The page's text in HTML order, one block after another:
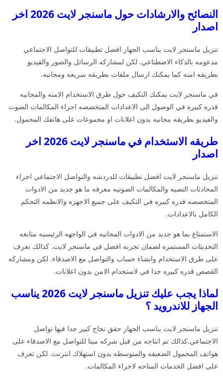
النصائح والارشادات حول ماسنجر لايت 2026 اخر
اصدار
تنزيل ماسنجر لايت يناسب الجهاز افضل تطبيقات للتواصل الاجتماعي
مدعومه بالذكاء الاصطناعي. لكن لمشاركه الرسائل والصور والفيديو
بطريقه امنه كما يمكنك ارسال ملفات بطريقه سريعه ومجانيه.
في ماسنجر لايت يمكنك التكيف حول طرق الاستخدام الامنه والمجانيه
قدره كبيره في الوصول الى الاعدادات المتخصصه اجراء المكالمات الصوت
والفيديو بطريقه مجانيه بدون اعلانات او مجموعات على هاتفك المحمول.
طريقه الاستخدام في ماسنجر لايت 2026 اخر
اصدار
تنزيل ماسنجر لايت افضل تطبيقات للدردشه والتواصل الاجتماعي اجراء
المحادثات النصيه والمكالمات الصوتيه معرفه ما هو جديد من الادوات
المتخصصه قدره كبيره في التكيف على جميع الاجهزه والانظمه التحكم
الكامل بالاعدادات.
الاستمتاع بما هو جديد من الادوات المجانيه في الواجهه الرئيسيه متابعه
التحديثات المستمره لضمان تجربه افضل في ماسنجر لايت. كذالك تعرف
على طرق الاستخدام وانشاء حساب والتواصل مع الاصدقاء. لكن ومشاركه
القصص قدره كبيره جدا في لاستخدام الامن بدون اعلانات.
لماذا يجب عليك تنزيل ماسنجر لايت 2026 يناسب
الجهاز للاندرويد ؟
تنزيل ماسنجر لايت يناسب الجهاز حقق نجاح كبير جدا فيها تواصل
الاجتماعي.كذالك تم انتاجه من قبل شركه ميتا للتواصل مع الاصدقاء على
هواتف المحمول الضعيفه والمتوسطه بدون استهلاك انترنت. لكن تعرف
على افضل الخدمات المتاحه لاجراء المكالمات.